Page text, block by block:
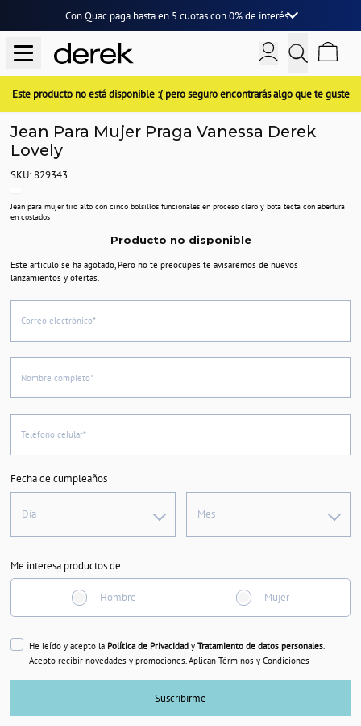
Con Quac paga hasta en 5 cuotascon0% de interés
Este producto no está disponible :( pero seguro encontrarás algo que te guste
Jean Para Mujer Praga Vanessa Derek
Lovely
SKU: 829343
Jean para mujer tiro alto con cinco bolsillos funcionales en proceso claro y bota tecta con abertura
en costados
Producto no disponible
Este articulo se ha agotado, Pero no te preocupes te avisaremos de nuevos
lanzamientos y ofertas.
Correo electrónico*
Nombre completo*
Teléfono celular*
Fecha de cumpleaños
Día Mes
Me interesa productos de
Hombre Mujer
He leído y acepto la Política de Privacidady Tratamiento de datos personales.
Acepto recibir novedades y promociones. Aplican Términos y Condiciones
Suscribirme